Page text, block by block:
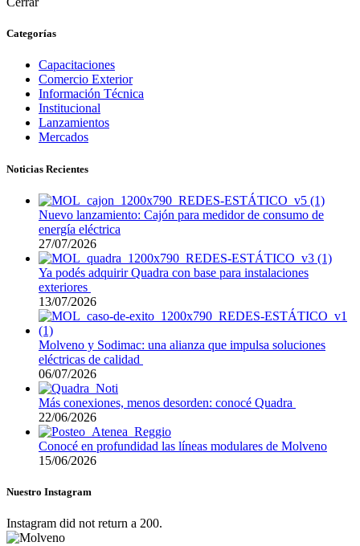
Categorías
Capacitaciones
Comercio Exterior
Información Técnica
Institucional
Lanzamientos
Mercados
Noticias Recientes
Nuevo lanzamiento: Cajón para medidor de consumo de
energía eléctrica
27/07/2026
Ya podés adquirir Quadra con base para instalaciones
exteriores
13/07/2026
Molveno y Sodimac: una alianza que impulsa soluciones
eléctricas de calidad
06/07/2026
Más conexiones, menos desorden: conocé Quadra
22/06/2026
Conocé en profundidad las líneas modulares de Molveno
15/06/2026
Nuestro Instagram
Instagram did not return a 200.